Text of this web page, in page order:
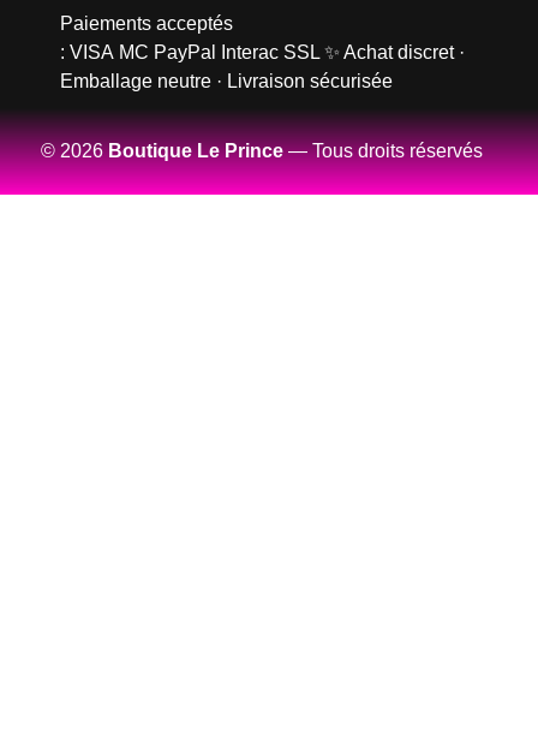
Paiements acceptés
: VISA MC PayPal Interac SSL ✨ Achat discret ·
Emballage neutre · Livraison sécurisée
© 2026Boutique Le Prince— Tous droits réservés